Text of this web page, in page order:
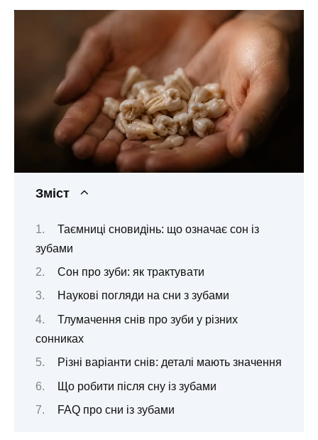
Зміст
Таємниці сновидінь: що означає сон із
зубами
Сон про зуби: як трактувати
Наукові погляди на сни з зубами
Тлумачення снів про зуби у різних
сонниках
Різні варіанти снів: деталі мають значення
Що робити після сну із зубами
FAQ про сни із зубами